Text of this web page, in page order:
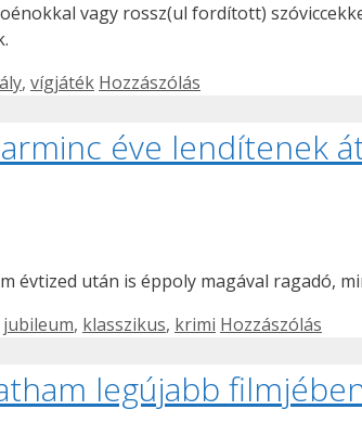
vagy rossz(ul fordított)
, vígjáték Hozzászólás
éve lendítenek
évtized után is éppoly magával ragadó,
jubileum, klasszikus, krimi Hozzászólás
legújabb